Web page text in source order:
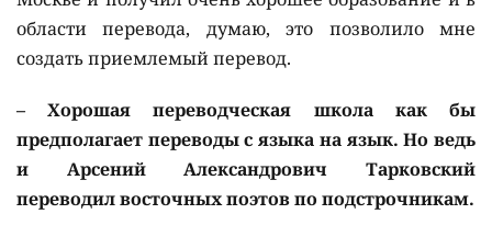
области перевода, думаю, это позволило мне
создать приемлемый перевод.
– Хорошая переводческая школа как бы
предполагает переводы с языка на язык. Но ведь
и Арсений Александрович Тарковский
переводил восточных поэтов по подстрочникам.